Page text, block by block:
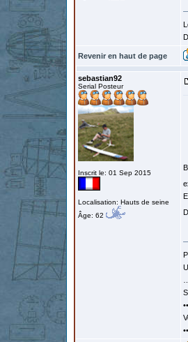
Revenir en haut de page
sebastian92
Serial Posteur
Inscrit le: 01 Sep 2015
Localisation: Hauts de seine
Âge: 62